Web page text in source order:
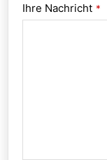
Ihre Nachricht *